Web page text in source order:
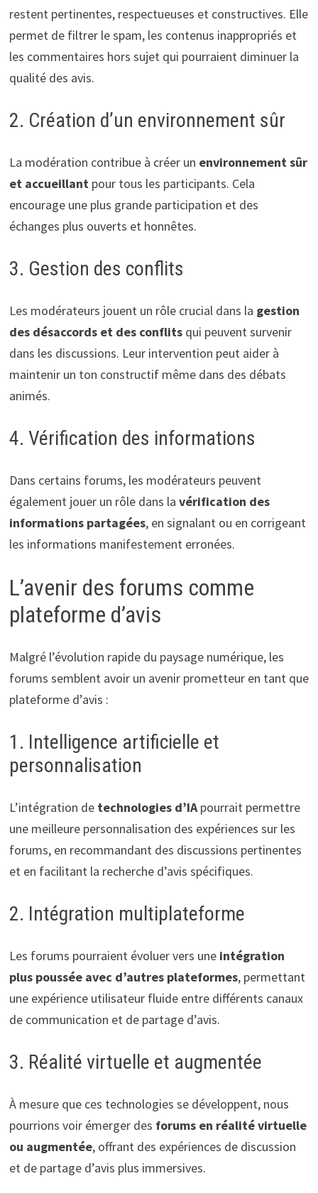
restent pertinentes, respectueuses et constructives. Elle
permet de filtrer le spam, les contenus inappropriés et
les commentaires hors sujet qui pourraient diminuer la
qualité des avis.
2. Création d’un environnement sûr
La modération contribue à créer un environnement sûr
et accueillantpour tous les participants. Cela
encourage une plus grande participation et des
échanges plus ouverts et honnêtes.
3. Gestion des conflits
Les modérateurs jouent un rôle crucial dans la gestion
des désaccords et des conflitsqui peuvent survenir
dans les discussions. Leur intervention peut aider à
maintenir un ton constructif même dans des débats
animés.
4. Vérification des informations
Dans certains forums, les modérateurs peuvent
également jouer un rôle dans la vérification des
informations partagées, en signalant ou en corrigeant
les informations manifestement erronées.
L’avenir des forums comme
plateforme d’avis
Malgré l’évolution rapide du paysage numérique, les
forums semblent avoir un avenir prometteur en tant que
plateforme d’avis :
1. Intelligence artificielle et
personnalisation
L’intégration de technologies d’IApourrait permettre
une meilleure personnalisation des expériences sur les
forums, en recommandant des discussions pertinentes
et en facilitant la recherche d’avis spécifiques.
2. Intégration multiplateforme
Les forums pourraient évoluer vers une intégration
plus poussée avec d’autres plateformes, permettant
une expérience utilisateur fluide entre différents canaux
de communication et de partage d’avis.
3. Réalité virtuelle et augmentée
À mesure que ces technologies se développent, nous
pourrions voir émerger des forums en réalité virtuelle
ou augmentée, offrant des expériences de discussion
et de partage d’avis plus immersives.